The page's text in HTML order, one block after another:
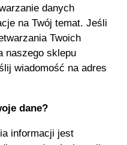
danych
na Twój temat. Jeśli
Twoich
naszego sklepu
wiadomość na adres
dane?
informacji jest